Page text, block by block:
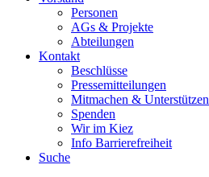
Personen
AGs & Projekte
Abteilungen
Kontakt
Beschlüsse
Pressemitteilungen
Mitmachen & Unterstützen
Spenden
Wir im Kiez
Info Barrierefreiheit
Suche